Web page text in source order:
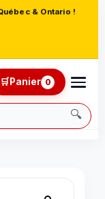
& Ontario !
🔍
🛒Panier 0